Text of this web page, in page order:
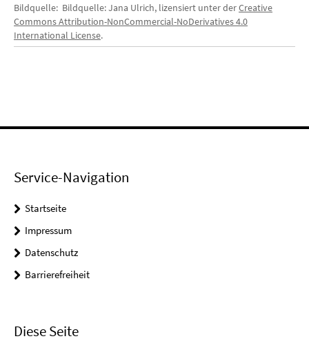
Bildquelle: Bildquelle: Jana Ulrich, lizensiert unter derCreative
Commons Attribution-NonCommercial-NoDerivatives 4.0
International License.
Service-Navigation
Startseite
Impressum
Datenschutz
Barrierefreiheit
Diese Seite